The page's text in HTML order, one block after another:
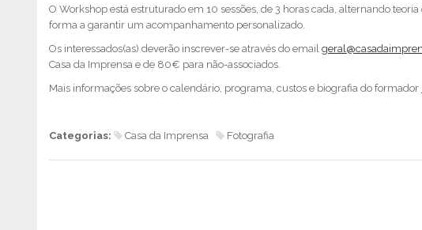
O Workshop está estruturado em 10 sessões, de 3 horas cada, alternando
forma a garantir um acompanhamento personalizado.
Os interessados(as) deverão inscrever-se através do email
Casa da Imprensa e de 80€ para não-associados.
Mais informações sobre o calendário, programa, custos e biografia do formador
Categorias: Casa da Imprensa Fotografia